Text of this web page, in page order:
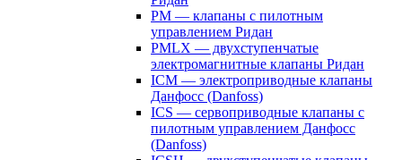
PM — клапаны с пилотным
управлением Ридан
PMLX — двухступенчатые
электромагнитные клапаны Ридан
ICM — электроприводные клапаны
Данфосс (Danfoss)
ICS — сервоприводные клапаны с
пилотным управлением Данфосс
(Danfoss)